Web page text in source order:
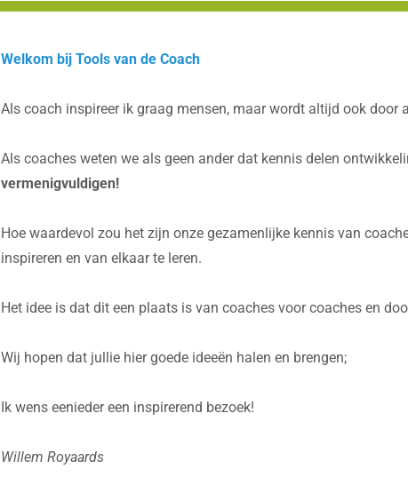
Welkom bij Tools van de Coach
Als coach inspireer ik graag mensen, maar wordt altijd ook door
Als coaches weten we als geen ander dat kennis delen
vermenigvuldigen!
Hoe waardevol zou het zijn onze gezamenlijke kennis van
inspireren en van elkaar te leren.
Het idee is dat dit een plaats is van coaches voor coaches en
Wij hopen dat jullie hier goede ideeën halen en brengen;
Ik wens eenieder een inspirerend bezoek!
Willem Royaards